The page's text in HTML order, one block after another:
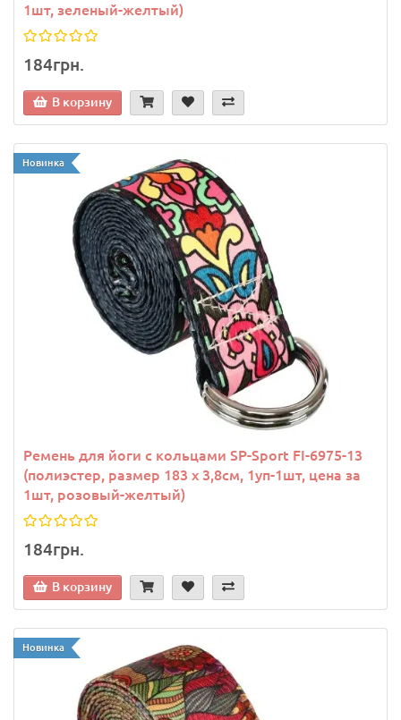
1шт, зеленый-желтый)
184грн.
В корзину
Новинка
Ремень для йоги с кольцами SP-Sport FI-6975-13
(полиэстер, размер 183 x 3,8см, 1уп-1шт, цена за
1шт, розовый-желтый)
184грн.
В корзину
Новинка